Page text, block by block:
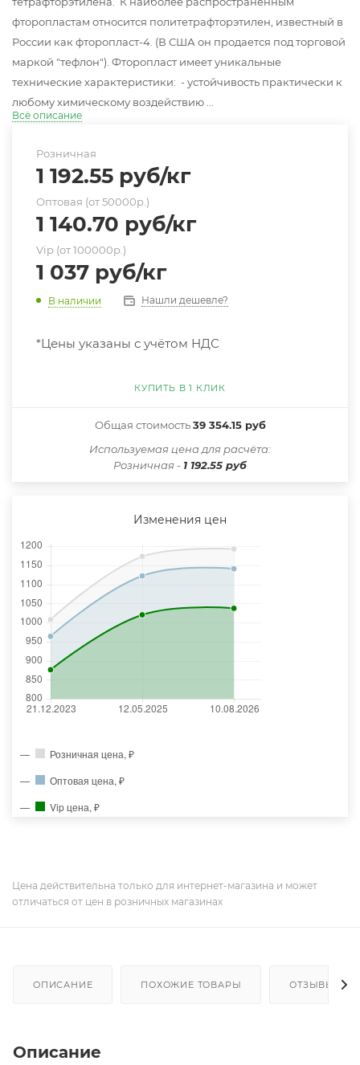
фторопластам относится политетрафторэтилен, известный в
России как фторопласт-4. (В США он продается под торговой
маркой "тефлон"). Фторопласт имеет уникальные
технические характеристики: - устойчивость практически к
любому химическому воздействию ...
Всё описание
Розничная
1 192.55 руб/кг
Оптовая (от 50000р.)
1 140.70 руб/кг
Vip (от 100000р.)
1 037 руб/кг
В наличии Нашли дешевле?
*Цены указаны с учётом НДС
КУПИТЬ В 1 КЛИК
Общая стоимость39 354.15 руб
Иcпользуемая цена для расчёта:
Розничная - 1 192.55 руб
Изменения цен
Розничная цена, ₽
Оптовая цена, ₽
Vip цена, ₽
Цена действительна только для интернет-магазина и может
отличаться от цен в розничных магазинах
ОПИСАНИЕ ПОХОЖИЕ ТОВАРЫ ОТЗЫВЫ
Описание